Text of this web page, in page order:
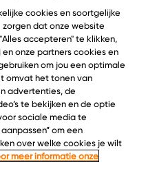
2026 Velder
Informatie
Over ons
Ontdek
Keurmerken
cookies en soortgelijke
dat onze website
accepteren" te klikken,
onze partners cookies en
om jou een optimale
omvat het tonen van
advertenties, de
te bekijken en de optie
sociale media te
om een
over welke cookies je wilt
meer informatie onze